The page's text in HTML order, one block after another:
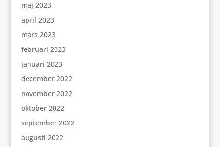
maj 2023
april 2023
mars 2023
februari 2023
januari 2023
december 2022
november 2022
oktober 2022
september 2022
augusti 2022